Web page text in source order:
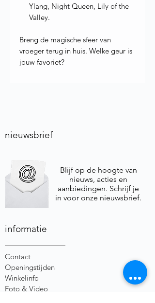
Ylang, Night Queen, Lily of the
Valley.
Breng de magische sfeer van
vroeger terug in huis. Welke geur is
jouw favoriet?
nieuwsbrief
Blijf op de hoogte van
nieuws, acties en
aanbiedingen. Schrijf je
in voor onze nieuwsbrief.
informatie
Contact
Openingstijden
Winkelinfo
Foto & Video